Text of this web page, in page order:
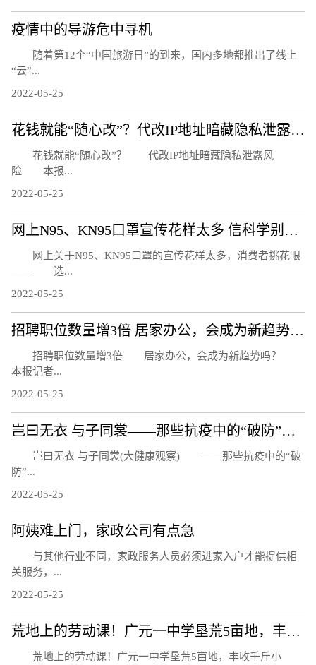
疫情中的导游危中寻机
随着第12个“中国旅游日”的到来，国内多地都推出了线上
“云”...
2022-05-25
花钱就能“随心改”？代改IP地址暗藏隐私泄露风险
花钱就能“随心改”？ 代改IP地址暗藏隐私泄露风
险 本报...
2022-05-25
网上N95、KN95口罩宣传花样太多 信科学别信忽悠
网上关于N95、KN95口罩的宣传花样太多，消费者挑花眼
—— 选...
2022-05-25
招聘职位数量增3倍 居家办公，会成为新趋势吗？
招聘职位数量增3倍 居家办公，会成为新趋势吗？
本报记者...
2022-05-25
岂曰无衣 与子同裳——那些抗疫中的“破防”瞬间
岂曰无衣 与子同裳(大健康观察) ——那些抗疫中的“破
防”...
2022-05-25
阿姨难上门，家政公司有点急
与其他行业不同，家政服务人员必须进家入户才能提供相
关服务，...
2022-05-25
荒地上的劳动课！广元一中学垦荒5亩地，丰收千斤小麦
荒地上的劳动课！广元一中学垦荒5亩地，丰收千斤小